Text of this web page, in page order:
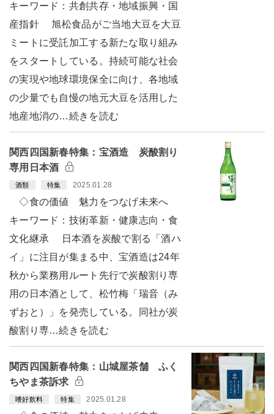
キーワード：共創共存・地域振興・国
産指針 旭松食品がご当地大豆を大豆
ミートに受託加工する新たな取り組み
をスタートしている。持続可能な社会
の実現や地球環境保全に向け、各地域
の少量でも自慢の地元大豆を活用した
地産地消の…続きを読む
関西四国新春特集：宝酒造 炭酸割り
専用日本酒
酒類 特集 2025.01.28
◇食の価値 魅力をつなげ未来へ
キーワード：技術革新・健康志向・食
文化継承 日本酒を炭酸で割る「酒ハ
イ」に注目が集まる中、宝酒造は24年
秋から業務用ルート先行で炭酸割り専
用の日本酒として、松竹梅「瑞音（み
ずおと）」を発売している。同社が炭
酸割り専…続きを読む
関西四国新春特集：山城屋茶舗 ふく
ちやま茶訴求
嗜好飲料 特集 2025.01.28